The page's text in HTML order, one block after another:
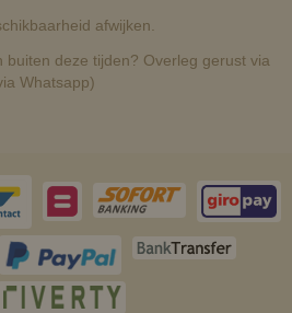
afwijken.
buiten deze tijden? Overleg gerust via
Whatsapp)